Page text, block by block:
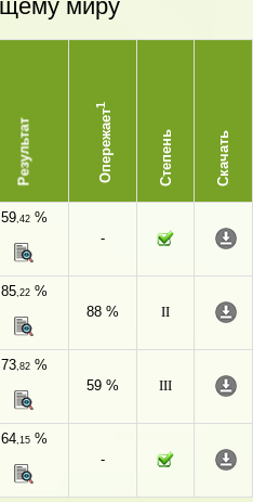
миру
Результат Опережает
1
Степень Скачать
59,42%
-
85,22%
88 %
II
73,82%
59 %
III
64,15%
-